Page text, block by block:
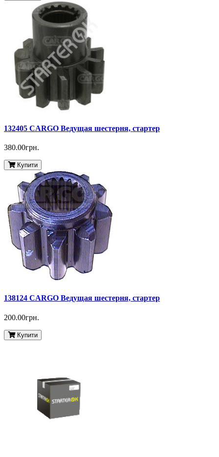
132405 CARGO Ведущая шестерня, стартер
380.00грн.
Купити
138124 CARGO Ведущая шестерня, стартер
200.00грн.
Купити